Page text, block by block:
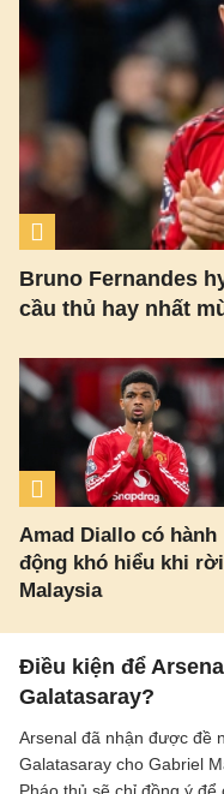
Bruno Fernandes
cầu thủ hay nhất
Amad Diallo có hành
động khó hiểu khi rời
Malaysia
Điều kiện để
Galatasaray?
Arsenal đã nhận được đề
Galatasaray cho Gabriel
Pháo thủ sẽ chỉ đồng ý để